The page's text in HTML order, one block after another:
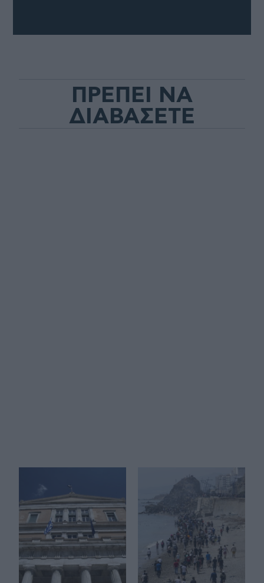
ΠΡΕΠΕΙ ΝΑ
ΔΙΑΒΑΣΕΤΕ